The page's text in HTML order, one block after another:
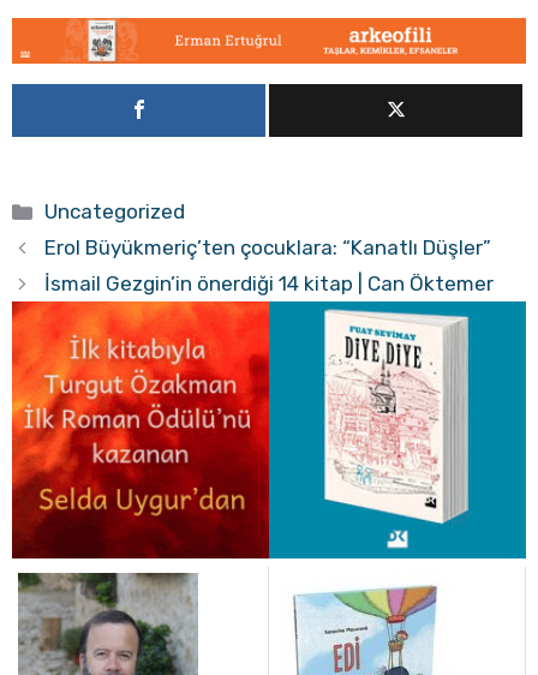
Kategoriler
Uncategorized
Erol Büyükmeriç’ten çocuklara: “Kanatlı Düşler”
İsmail Gezgin’in önerdiği 14 kitap | Can Öktemer